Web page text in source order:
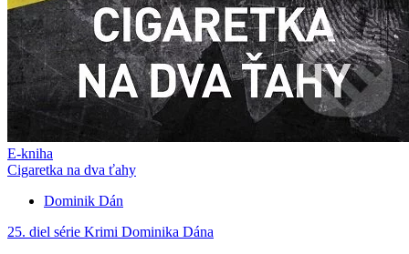
E-kniha
Cigaretka na dva ťahy
Dominik Dán
25. diel série Krimi Dominika Dána